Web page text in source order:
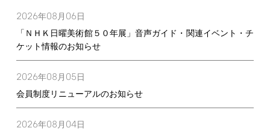
2026年08月 06日
「ＮＨＫ日曜美術館５０年展」音声ガイド・関連イベント・チ
ケット情報のお知らせ
2026年08月 05日
会員制度リニューアルのお知らせ
2026年08月 04日